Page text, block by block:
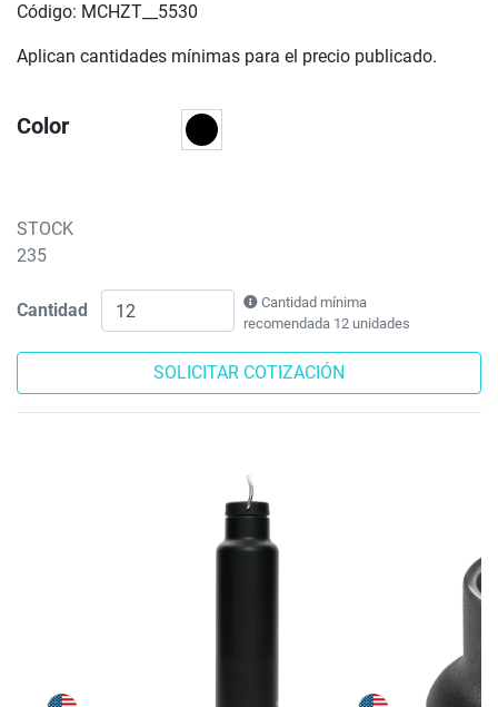
Código: MCHZT__5530
Aplican cantidades mínimas para el precio publicado.
Color
STOCK
235
Cantidad
Cantidad mínima
recomendada 12 unidades
SOLICITAR COTIZACIÓN